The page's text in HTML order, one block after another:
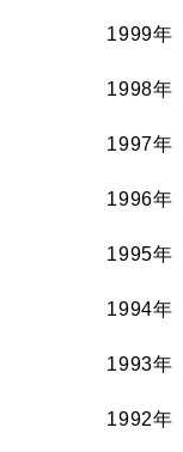
1999年
1998年
1997年
1996年
1995年
1994年
1993年
1992年